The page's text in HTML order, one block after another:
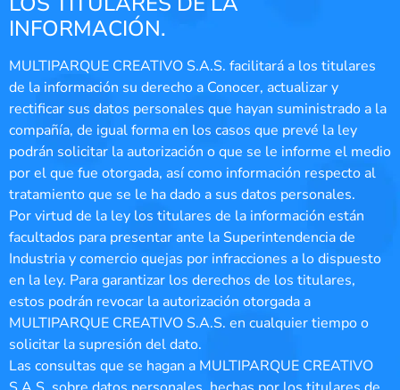
INFORMACIÓN.
MULTIPARQUE CREATIVO S.A.S. facilitará a los titulares
de la información su derecho a Conocer, actualizar y
rectificar sus datos personales que hayan suministrado a la
compañía, de igual forma en los casos que prevé la ley
podrán solicitar la autorización o que se le informe el medio
por el que fue otorgada, así como información respecto al
tratamiento que se le ha dado a sus datos personales.
Por virtud de la ley los titulares de la información están
facultados para presentar ante la Superintendencia de
Industria y comercio quejas por infracciones a lo dispuesto
en la ley. Para garantizar los derechos de los titulares,
estos podrán revocar la autorización otorgada a
MULTIPARQUE CREATIVO S.A.S. en cualquier tiempo o
solicitar la supresión del dato.
Las consultas que se hagan a MULTIPARQUE CREATIVO